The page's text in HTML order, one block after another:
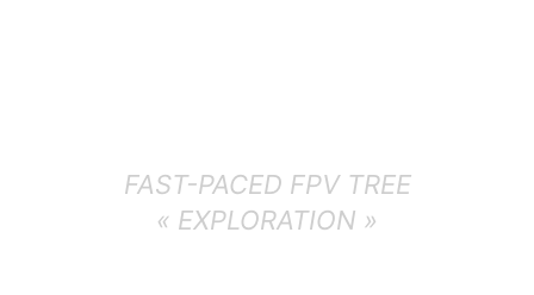
FAST-PACED FPV TREE
« EXPLORATION »